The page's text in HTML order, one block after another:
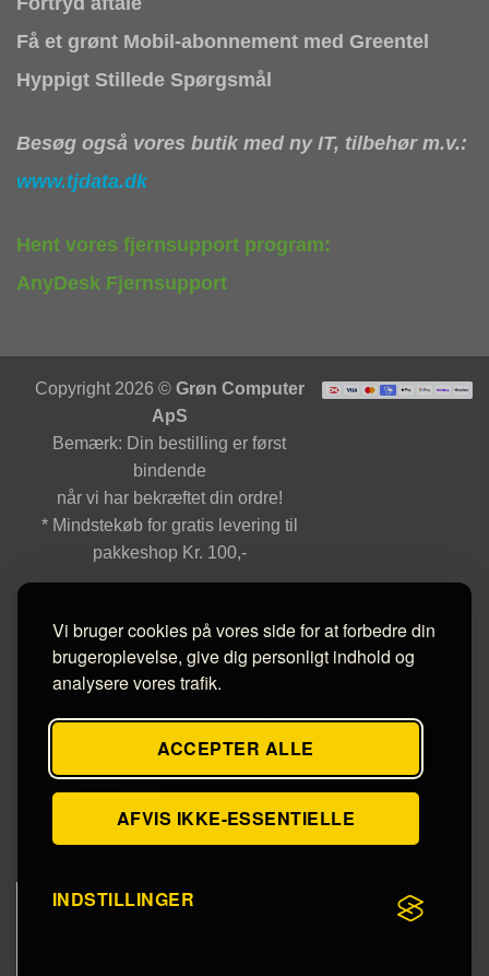
Vi bruger cookies på vores side for at forbedre din
brugeroplevelse, give dig personligt indhold og
analysere vores trafik.
ACCEPTER ALLE
AFVIS IKKE-ESSENTIELLE
INDSTILLINGER
Få et grønt Mobil-abonnement med Greentel
Hyppigt Stillede Spørgsmål
Besøg også vores butik med ny IT, tilbehør m.v.:
www.tjdata.dk
Hent vores fjernsupport program:
AnyDesk Fjernsupport
Copyright 2026 © Grøn Computer
ApS
Bemærk: Din bestilling er først
bindende
når vi har bekræftet din ordre!
* Mindstekøb for gratis levering til
pakkeshop Kr. 100,-